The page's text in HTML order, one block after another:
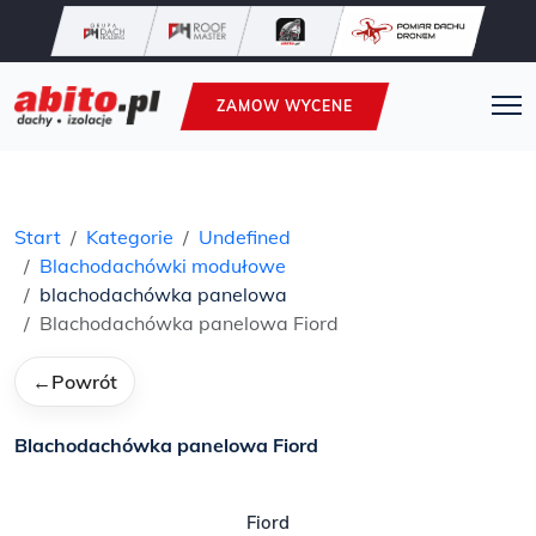
ZAMOW WYCENE
Start Kategorie
Undefined
Blachodachówki modułowe
blachodachówka panelowa
Blachodachówka panelowa Fiord
← Powrót
Blachodachówka panelowa Fiord
Fiord